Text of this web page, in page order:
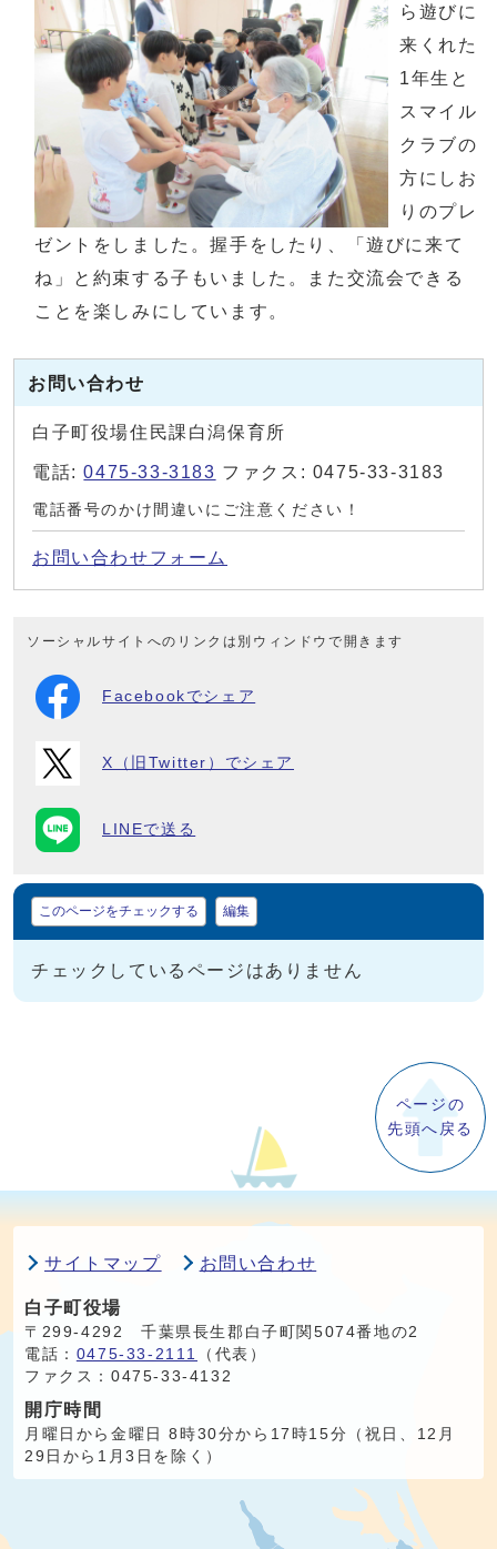
ら遊びに
来くれた
1年生と
スマイル
クラブの
方にしお
りのプレ
ゼントをしました。握手をしたり、「遊びに来て
ね」と約束する子もいました。また交流会できる
ことを楽しみにしています。
お問い合わせ
白子町役場住民課白潟保育所
電話:0475-33-3183 ファクス: 0475-33-3183
電話番号のかけ間違いにご注意ください！
お問い合わせフォーム
ソーシャルサイトへのリンクは別ウィンドウで開きます
Facebookでシェア
X（旧Twitter）でシェア
LINEで送る
マイページ
このページをチェックする 編集
チェックしているページはありません
ページの
先頭へ戻る
サイトマップ お問い合わせ
白子町役場
〒299-4292 千葉県長生郡白子町関5074番地の2
電話： 0475-33-2111
（代表）
ファクス：0475-33-4132
開庁時間
月曜日から金曜日 8時30分から17時15分（祝日、12月
29日から1月3日を除く）